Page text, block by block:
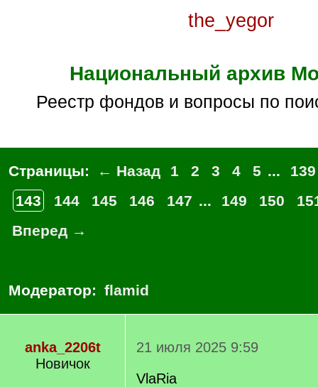
the_yegor
Национальный архив
реестр фондов и вопросы по
Страницы: ← Назад 1 2 3 4 5 ...
139
143
144 145 146 147 ... 149 150
Вперед →
Модератор: flamid
anka_2206t
Новичок
21 июля 2025 9:59
VlaRia